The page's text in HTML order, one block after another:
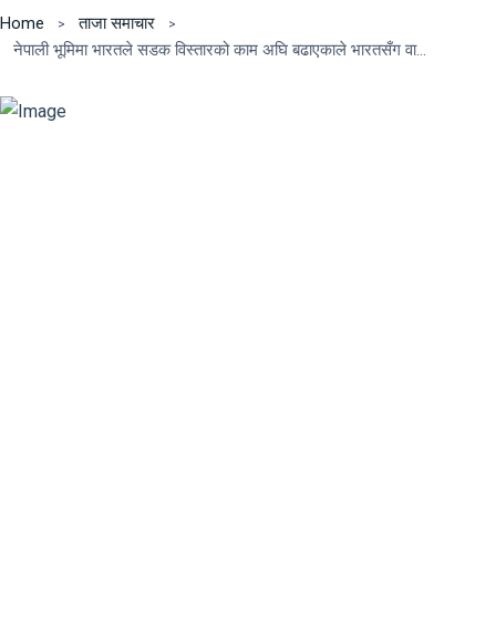
Home
ताजा समाचार
नेपाली भूमिमा भारतले सडक विस्तारको काम अघि बढाएकाले भारतसँग वार्ता गर्न एमालेको आग्रह